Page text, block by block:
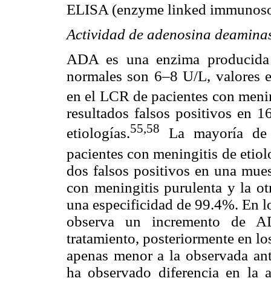
ELISA (enzyme linked
Actividad de adenosina
ADA es una enzima
normales son 6–8 U/L, valores
en el LCR de pacientes con
resultados falsos positivos en
etiologías.55,58
La mayoría de
pacientes con meningitis de
dos falsos positivos en una
con meningitis purulenta y la
una especificidad de 99.4%. En
observa un incremento de
tratamiento, posteriormente en
apenas menor a la observada
ha observado diferencia en